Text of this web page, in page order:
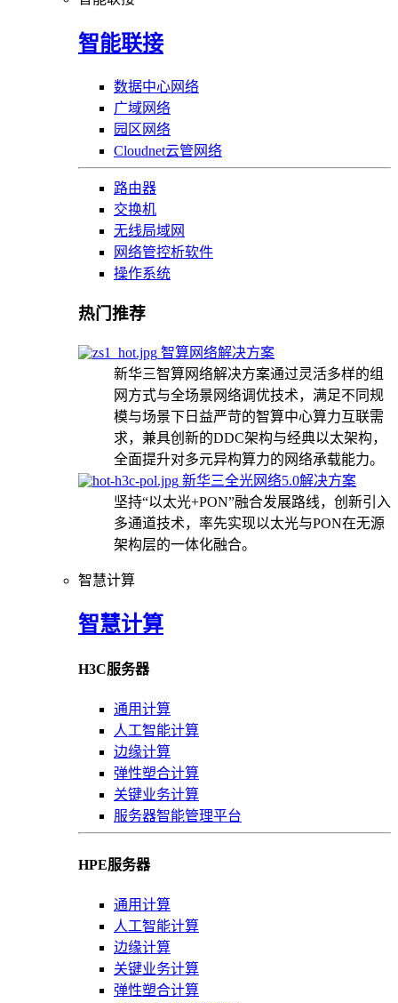
智能联接
数据中心网络
广域网络
园区网络
Cloudnet云管网络
路由器
交换机
无线局域网
网络管控析软件
操作系统
热门推荐
智算网络解决方案
新华三智算网络解决方案通过灵活多样的组
网方式与全场景网络调优技术，满足不同规
模与场景下日益严苛的智算中心算力互联需
求，兼具创新的DDC架构与经典以太架构，
全面提升对多元异构算力的网络承载能力。
新华三全光网络5.0解决方案
坚持“以太光+PON”融合发展路线，创新引入
多通道技术，率先实现以太光与PON在无源
架构层的一体化融合。
智慧计算
智慧计算
H3C服务器
通用计算
人工智能计算
边缘计算
弹性塑合计算
关键业务计算
服务器智能管理平台
HPE服务器
通用计算
人工智能计算
边缘计算
关键业务计算
弹性塑合计算